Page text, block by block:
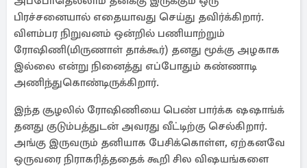
பிரச்சனையால் எதையாவது செய்து தவிர்க்கிறார்.
விளம்பர நிறுவனம் ஒன்றில் பணியாற்றும்
ரோஷிணி(மிருணாள் தாக்கூர்) தனது மூக்கு அழகாக
இல்லை என்று நினைத்து எப்போதும் கண்ணாடி
அணிந்துகொண்டிருக்கிறார்.
இந்த சூழலில் ரோஷிணியை பெண் பார்க்க ஷஷாங்க்
தனது குடும்பத்துடன் அவரது வீட்டிற்கு செல்கிறார்.
அங்கு இருவரும் தனியாக பேசிக்கொள்ள, ஏற்கனவே
ஒருவரை நிராகரித்ததைக் கூறி சில விஷயங்களை